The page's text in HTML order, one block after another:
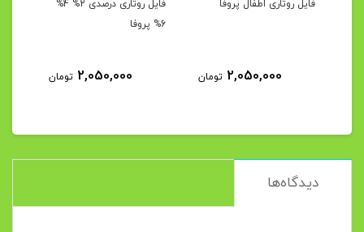
فایل روتاری اطفال پروفا
2,050,000 تومان
فایل روتاری درصدی 2% 4%
6% پروفا
2,050,000 تومان
دیدگاه‌ها